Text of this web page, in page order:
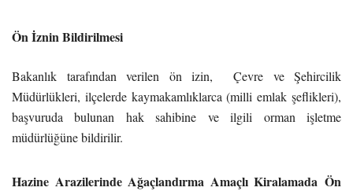
Ön İznin Bildirilmesi
Bakanlık tarafından verilen ön izin, Çevre ve Şehircilik
Müdürlükleri, ilçelerde kaymakamlıklarca (milli emlak şeflikleri),
başvuruda bulunan hak sahibine ve ilgili orman işletme
müdürlüğüne bildirilir.
Hazine Arazilerinde Ağaçlandırma Amaçlı Kiralamada Ön